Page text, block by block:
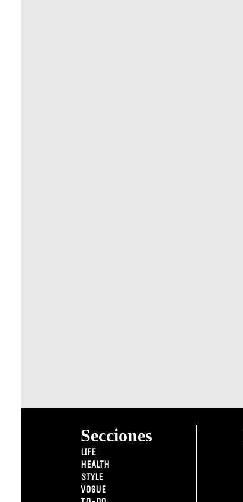
Secciones
LIFE
HEALTH
STYLE
VOGUE